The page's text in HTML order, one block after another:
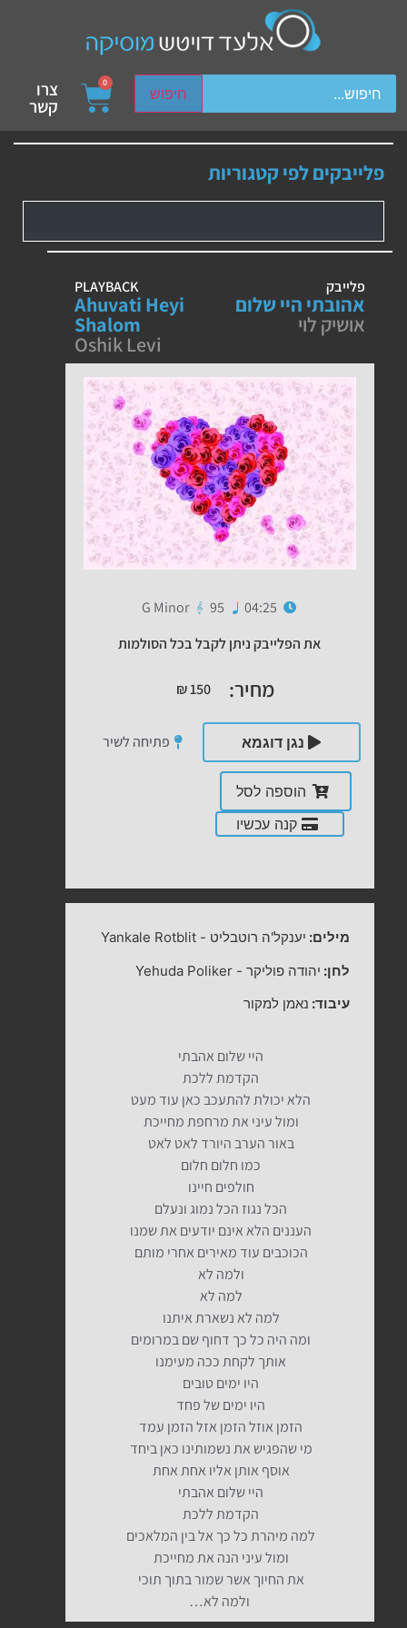
חיפוש
device users, explore by touch or with swipe gestures.
0 צרו
קשר
פלייבקים לפי קטגוריות
פלייבק
אהובתי היי שלום
אושיק לוי
PLAYBACK
Ahuvati Heyi
Shalom
Oshik Levi
04:25
95
G Minor
את הפלייבק ניתן לקבל בכל הסולמות
מחיר: ₪150
נגן דוגמא פתיחה לשיר
הוספה לסל
קנה עכשיו
מילים: יענקל'ה רוטבליט -
Yankale Rotblit
לחן: יהודה פוליקר -
Yehuda Poliker
עיבוד: נאמן למקור
היי שלום אהבתי
הקדמת ללכת
הלא יכולת להתעכב כאן עוד מעט
ומול עיני את מרחפת מחייכת
באור הערב היורד לאט לאט
כמו חלום חלום
חולפים חיינו
הכל נגוז הכל נמוג ונעלם
העננים הלא אינם יודעים את שמנו
הכוכבים עוד מאירים אחרי מותם
ולמה לא
למה לא
למה לא נשארת איתנו
ומה היה כל כך דחוף שם במרומים
אותך לקחת ככה מעימנו
היו ימים טובים
היו ימים של פחד
הזמן אוזל הזמן אזל הזמן עמד
מי שהפגיש את נשמותינו כאן ביחד
אוסף אותן אליו אחת אחת
היי שלום אהבתי
הקדמת ללכת
למה מיהרת כל כך אל בין המלאכים
ומול עיני הנה את מחייכת
את החיוך אשר שמור בתוך תוכי
ולמה לא…